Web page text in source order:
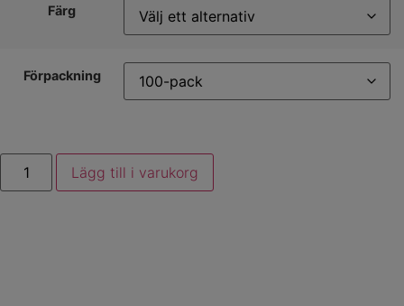
Färg
Förpackning
Lägg till i varukorg